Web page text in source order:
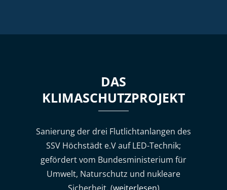
DAS
KLIMASCHUTZPROJEKT
Sanierung der drei Flutlichtanlangen des
SSV Höchstädt e.V auf LED-Technik;
gefördert vom Bundesministerium für
Umwelt, Naturschutz und nukleare